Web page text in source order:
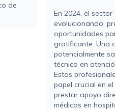
de
En 2024, el
evolucionando,
oportunidades
gratificante. Una
potencialmente
técnico en
Estos
papel crucial en
prestar apoyo
médicos en